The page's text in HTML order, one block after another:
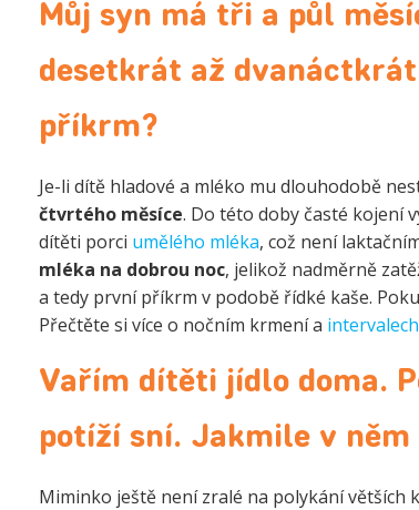
Můj syn má tři a půl
desetkrát až
příkrm?
Je-li dítě hladové a mléko mu dlouhodobě
čtvrtého měsíce. Do této doby časté kojení
dítěti porci umělého mléka, což není
mléka na dobrou noc, jelikož nadměrně
a tedy první příkrm v podobě řídké kaše.
Přečtěte si více o nočním krmení a
Vařím dítěti jídlo doma.
potíží sní. Jakmile v něm
Miminko ještě není zralé na polykání větších